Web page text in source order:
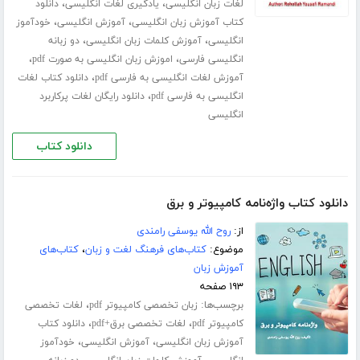
لغات زبان انگلیسی، یادگیری لغات انگلیسی،دانلود
کتاب آموزش زبان انگلیسی،آموزش انگلیسی، خودآموز
انگلیسی،آموزش کلمات زبان انگلیسی،دو زبانه
انگلیسی فارسی، اموزش زبان انگلیسی به صورت pdf ،
آموزش لغات انگلیسی به فارسی pdf ،دانلود کتاب لغات
انگلیسی به فارسی pdf
،دانلود رایگان لغات پرکاربرد
انگلیسی
دانلود کتاب
دانلود کتاب واژه‌نامه کامپیوتر و برق
از:روح الله یوسفی رامندی
موضوع:کتاب‌های فرهنگ لغت و زبان،کتاب‌های
آموزش زبان
۱۹۳ صفحه
برچسب‌ها: زبان تخصصی کامپیوتر pdf ، لغات تخصصی
کامپیوتر pdf
، لغات تخصصی برق+pdf ،دانلود کتاب
آموزش زبان انگلیسی،آموزش انگلیسی، خودآموز